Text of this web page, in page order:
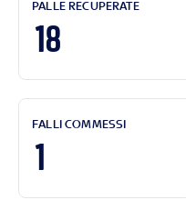
PALLE RECUPERATE
18
FALLI COMMESSI
1